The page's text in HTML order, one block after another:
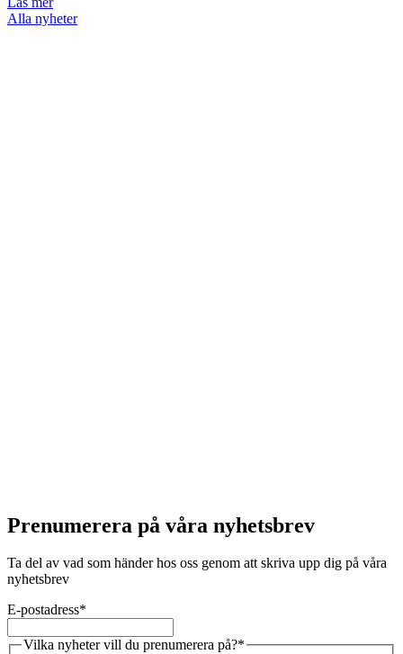
Alla nyheter
Prenumerera på våra nyhetsbrev
Ta del av vad som händer hos oss genom att skriva upp dig på våra
nyhetsbrev
E-postadress*
Vilka nyheter vill du prenumerera på?*